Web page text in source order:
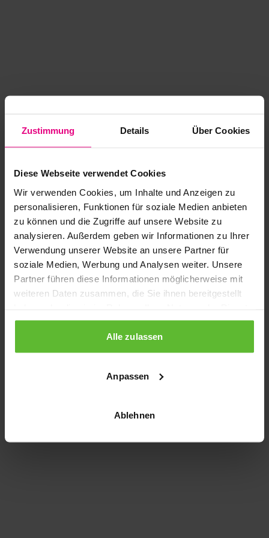
Zustimmung Details Über Cookies
Diese Webseite verwendet Cookies
Wir verwenden Cookies, um Inhalte und Anzeigen zu
personalisieren, Funktionen für soziale Medien anbieten
zu können und die Zugriffe auf unsere Website zu
analysieren. Außerdem geben wir Informationen zu Ihrer
Verwendung unserer Website an unsere Partner für
soziale Medien, Werbung und Analysen weiter. Unsere
Partner führen diese Informationen möglicherweise mit
weiteren Daten zusammen, die Sie ihnen bereitgestellt
gesammelt haben.
Alle zulassen
Anpassen
Ablehnen
Application error: a client-side exception has occurred
loading www.kurzwego.de (see the browser console for more
information).